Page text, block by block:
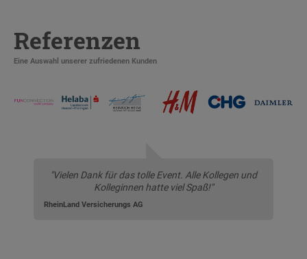
Referenzen
Eine Auswahl unserer zufriedenen Kunden
"Vielen Dank für das tolle Event. Alle Kollegen und
Kolleginnen hatte viel Spaß!"
RheinLand Versicherungs AG